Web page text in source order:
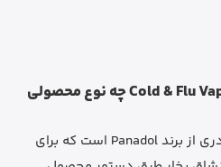
ساشه پانادول Cold & Flu Vapour Release چه نوع محصولی
این کالا یک فرآورده دارویی پودری از برند Panadol است که برای